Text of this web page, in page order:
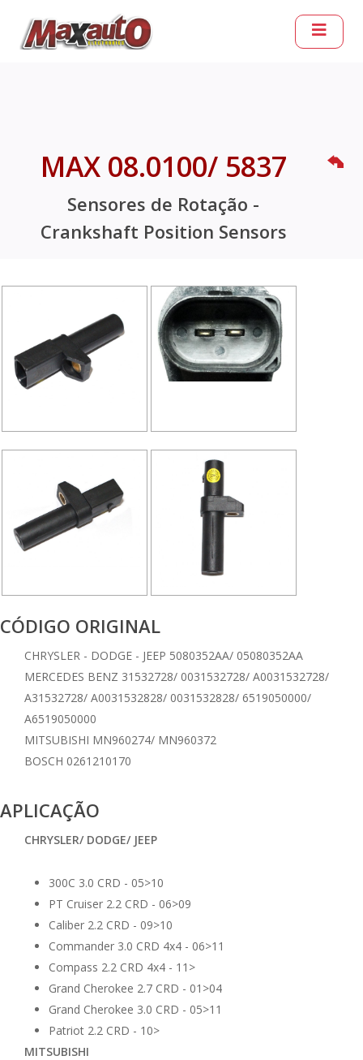
MAX 08.0100/ 5837
Sensores de Rotação -
Crankshaft Position Sensors
CÓDIGO ORIGINAL
CHRYSLER - DODGE - JEEP 5080352AA/ 05080352AA
MERCEDES BENZ 31532728/ 0031532728/ A0031532728/
A31532728/ A0031532828/ 0031532828/ 6519050000/
A6519050000
MITSUBISHI MN960274/ MN960372
BOSCH 0261210170
APLICAÇÃO
CHRYSLER/ DODGE/ JEEP
300C 3.0 CRD - 05>10
PT Cruiser 2.2 CRD - 06>09
Caliber 2.2 CRD - 09>10
Commander 3.0 CRD 4x4 - 06>11
Compass 2.2 CRD 4x4 - 11>
Grand Cherokee 2.7 CRD - 01>04
Grand Cherokee 3.0 CRD - 05>11
Patriot 2.2 CRD - 10>
MITSUBISHI